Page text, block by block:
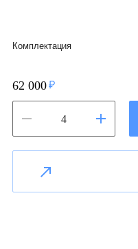
Комплектация
62 000